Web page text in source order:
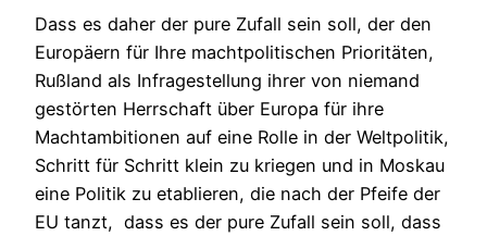
Dass es daher der pure Zufall sein soll, der den
Europäern für Ihre machtpolitischen Prioritäten,
Rußland als Infragestellung ihrer von niemand
gestörten Herrschaft über Europa für ihre
Machtambitionen auf eine Rolle in der Weltpolitik,
Schritt für Schritt klein zu kriegen und in Moskau
eine Politik zu etablieren, die nach der Pfeife der
EU tanzt, dass es der pure Zufall sein soll, dass